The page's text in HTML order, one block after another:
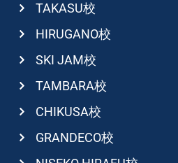
TAKASU校
HIRUGANO校
SKI JAM校
TAMBARA校
CHIKUSA校
GRANDECO校